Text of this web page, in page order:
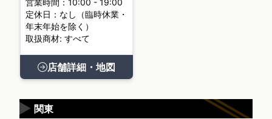
定休日：なし（臨時休業・
年末年始を除く）
取扱商材: すべて
店舗詳細・地図
関東
▶